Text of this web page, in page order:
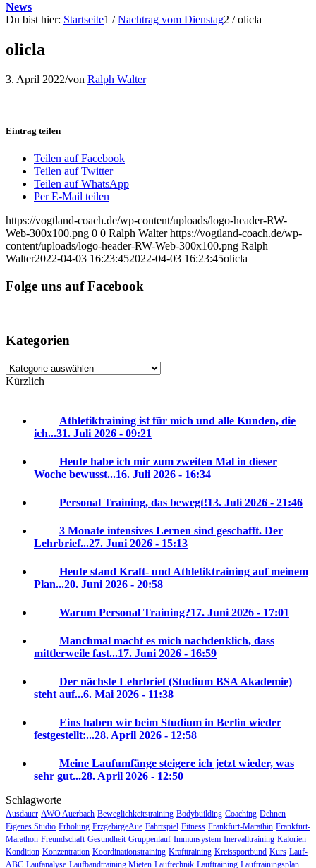
News
Du bist hier: Startseite1 / Nachtrag vom Dienstag2 / olicla
olicla
3. April 2022/von Ralph Walter
Eintrag teilen
Teilen auf Facebook
Teilen auf Twitter
Teilen auf WhatsApp
Per E-Mail teilen
https://vogtland-coach.de/wp-content/uploads/logo-header-RW-
Web-300x100.png 0 0 Ralph Walter https://vogtland-coach.de/wp-
content/uploads/logo-header-RW-Web-300x100.png Ralph
Walter2022-04-03 16:23:452022-04-03 16:23:45olicla
Folge uns auf Facebook
Kategorien
Kategorien
Kürzlich
Athletiktraining ist für mich und alle Kunden, die
ich...31. Juli 2026 - 09:21
Heute habe ich mir zum zweiten Mal in dieser
Woche bewusst...16. Juli 2026 - 16:34
Personal Training, das bewegt!13. Juli 2026 - 21:46
3 Monate intensives Lernen sind geschafft. Der
Lehrbrief...27. Juni 2026 - 15:13
Heute stand Kraft- und Athletiktraining auf meinem
Plan...20. Juni 2026 - 20:58
Warum Personal Training?17. Juni 2026 - 17:01
Manchmal macht es mich nachdenklich, dass
mittlerweile fast...17. Juni 2026 - 16:59
Der nächste Lehrbrief (Studium BSA Akademie)
steht auf...6. Mai 2026 - 11:38
Eins haben wir beim Studium in Berlin wieder
festgestellt:...28. April 2026 - 12:58
Meine Laufumfänge steigere ich jetzt wieder, was
sehr gut...28. April 2026 - 12:50
Schlagworte
Ausdauer AWO Auerbach Beweglichkeitstraining Bodybuilding Coaching Dehnen
Eigenes Studio Erholung ErzgebirgeAue Fahrtspiel Fitness Frankfurt-Marathin Frankfurt-
Marathon Freundschaft Gesundheit Gruppenlauf Immunsystem Inervalltraining Kalorien
Kondition Konzentration Koordinationstraining Krafttraining Kreissportbund Kurs Lauf-
ABC Laufanalyse Laufbandtraining Mieten Lauftechnik Lauftraining Lauftrainingsplan